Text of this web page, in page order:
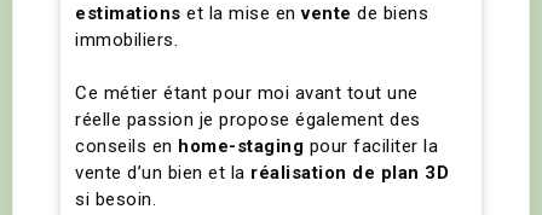
estimations et la mise envente de biens
immobiliers.
Ce métier étant pour moi avant tout une
réelle passion je propose également des
conseils en home-staging pour faciliter la
vente d’un bien et la réalisation de plan 3D
si besoin.